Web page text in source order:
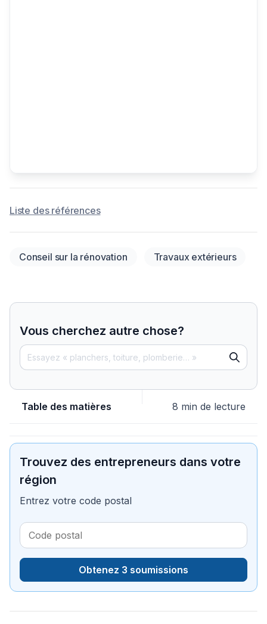
Liste des références
Conseil sur la rénovation Travaux extérieurs
Vous cherchez autre chose?
Table des matières 8 min de lecture
Trouvez des entrepreneurs dans votre
région
Entrez votre code postal
Obtenez 3 soumissions